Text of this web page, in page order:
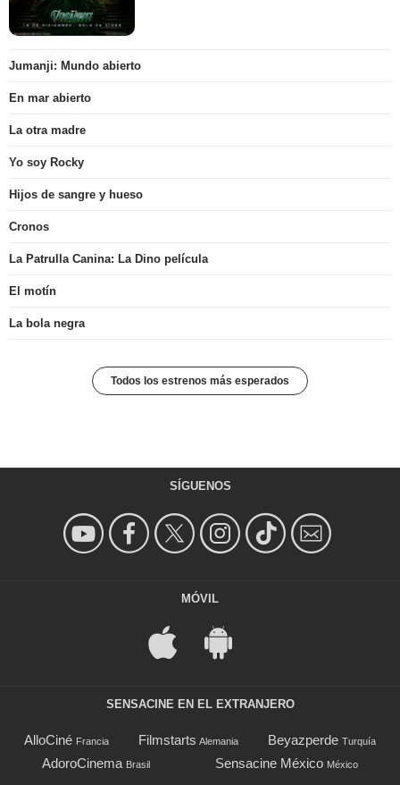
Jumanji: Mundo abierto
En mar abierto
La otra madre
Yo soy Rocky
Hijos de sangre y hueso
Cronos
La Patrulla Canina: La Dino película
El motín
La bola negra
Todos los estrenos más esperados
SÍGUENOS
MÓVIL
SENSACINE EN EL EXTRANJERO
AlloCiné Francia Filmstarts Alemania Beyazperde Turquía
AdoroCinema Brasil Sensacine México México